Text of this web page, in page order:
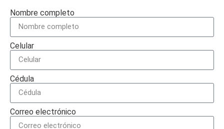
Nombre completo
Celular
Cédula
Correo electrónico